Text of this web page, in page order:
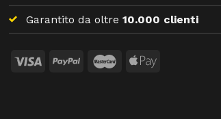
Garantito da oltre 10.000 clienti